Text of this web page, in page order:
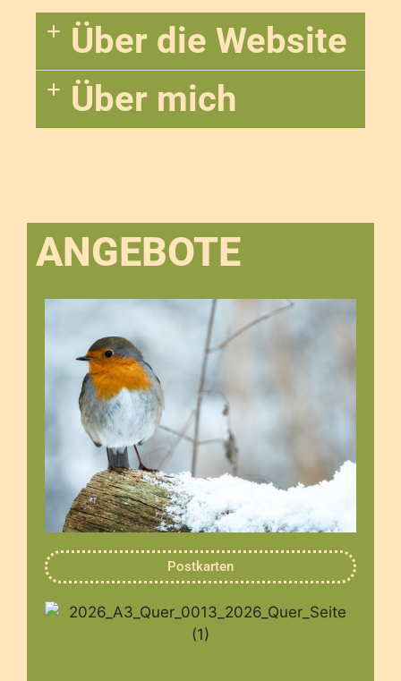
Über die Website
Über mich
ANGEBOTE
Postkarten